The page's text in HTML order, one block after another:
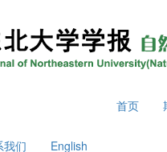
首页
我们 English